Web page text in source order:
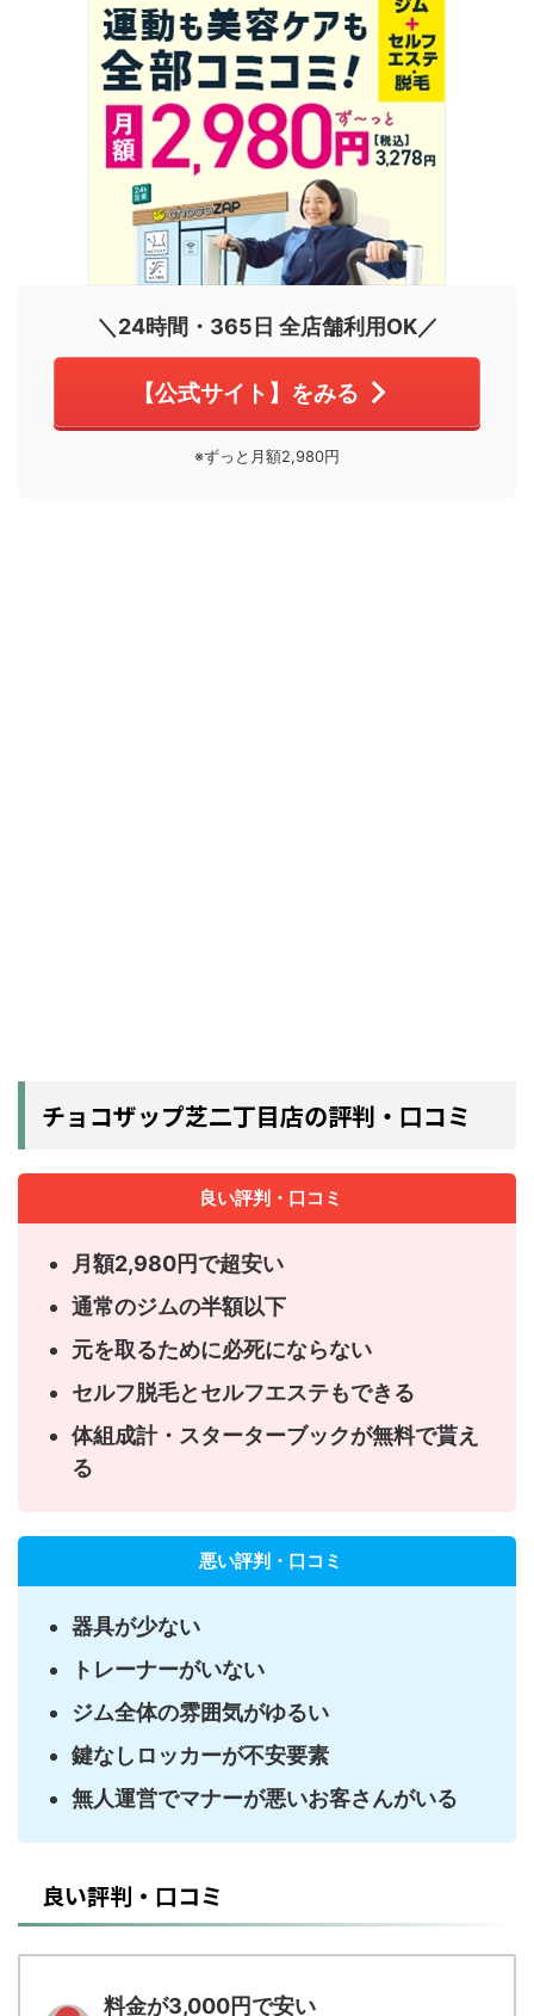
＼24時間・365日 全店舗利用OK／
【公式サイト】をみる
※ずっと月額2,980円
チョコザップ芝二丁目店の評判・口コミ
良い評判・口コミ
月額2,980円で超安い
通常のジムの半額以下
元を取るために必死にならない
セルフ脱毛とセルフエステもできる
体組成計・スターターブックが無料で貰え
る
悪い評判・口コミ
器具が少ない
トレーナーがいない
ジム全体の雰囲気がゆるい
鍵なしロッカーが不安要素
無人運営でマナーが悪いお客さんがいる
良い評判・口コミ
料金が3,000円で安い